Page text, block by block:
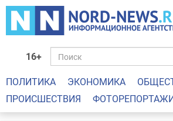
16+
ПОЛИТИКА ЭКОНОМИКА
ПРОИСШЕСТВИЯ